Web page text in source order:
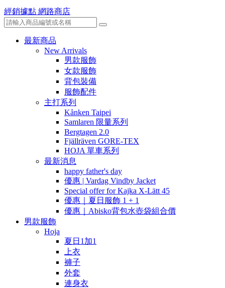
經銷據點 網路商店
最新商品
New Arrivals
男款服飾
女款服飾
背包裝備
服飾配件
主打系列
Kånken Taipei
Samlaren 限量系列
Bergtagen 2.0
Fjällräven GORE-TEX
HOJA 單車系列
最新消息
happy father's day
優惠 | Vardag Vindby Jacket
Special offer for Kajka X-Lätt 45
優惠｜夏日服飾 1 + 1
優惠｜Abisko背包水壺袋組合價
男款服飾
Hoja
夏日1加1
上衣
褲子
外套
連身衣